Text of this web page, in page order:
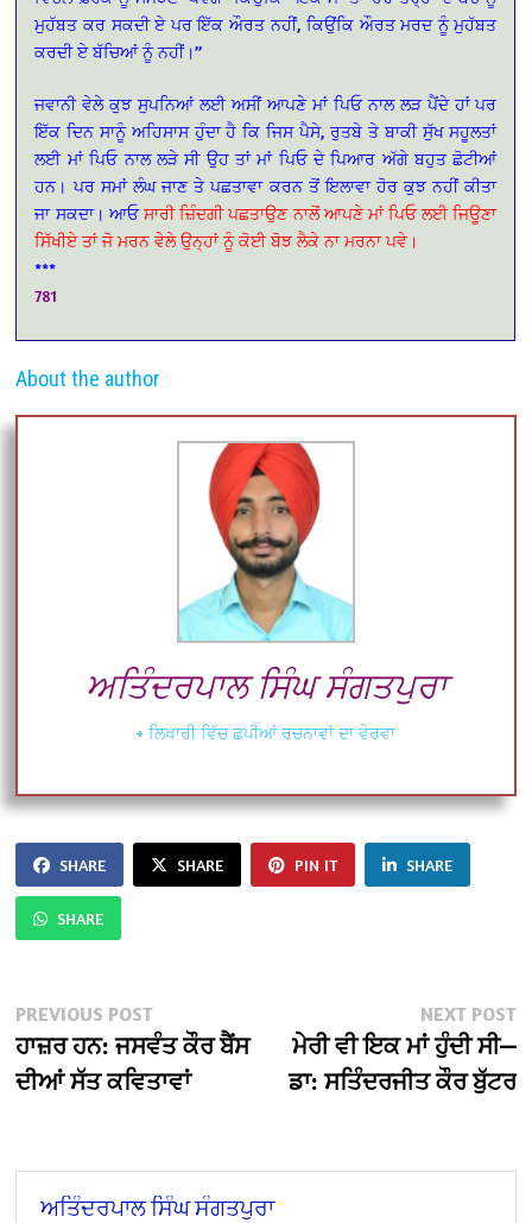
ਮੁਹੱਬਤ ਕਰ ਸਕਦੀ ਏ ਪਰ ਇੱਕ ਔਰਤ ਨਹੀਂ, ਕਿਉਂਕਿ ਔਰਤ ਮਰਦ ਨੂੰ ਮੁਹੱਬਤ
ਕਰਦੀ ਏ ਬੱਚਿਆਂ ਨੂੰ ਨਹੀਂ।”
ਜਵਾਨੀ ਵੇਲੇ ਕੁਝ ਸੁਪਨਿਆਂ ਲਈ ਅਸੀਂ ਆਪਣੇ ਮਾਂ ਪਿਓ ਨਾਲ ਲੜ ਪੈਂਦੇ ਹਾਂ ਪਰ
ਇੱਕ ਦਿਨ ਸਾਨੂੰ ਅਹਿਸਾਸ ਹੁੰਦਾ ਹੈ ਕਿ ਜਿਸ ਪੈਸੇ, ਰੁਤਬੇ ਤੇ ਬਾਕੀ ਸੁੱਖ ਸਹੂਲਤਾਂ
ਲਈ ਮਾਂ ਪਿਓ ਨਾਲ ਲੜੇ ਸੀ ਉਹ ਤਾਂ ਮਾਂ ਪਿਓ ਦੇ ਪਿਆਰ ਅੱਗੇ ਬਹੁਤ ਛੋਟੀਆਂ
ਹਨ। ਪਰ ਸਮਾਂ ਲੰਘ ਜਾਣ ਤੇ ਪਛਤਾਵਾ ਕਰਨ ਤੋਂ ਇਲਾਵਾ ਹੋਰ ਕੁਝ ਨਹੀਂ ਕੀਤਾ
ਜਾ ਸਕਦਾ। ਆਓਸਾਰੀ ਜ਼ਿੰਦਗੀ ਪਛਤਾਉਣ ਨਾਲੋਂ ਆਪਣੇ ਮਾਂ ਪਿਓ ਲਈ ਜਿਊਣਾ
ਸਿੱਖੀਏ ਤਾਂ ਜੋ ਮਰਨ ਵੇਲੇ ਉਨ੍ਹਾਂ ਨੂੰ ਕੋਈ ਬੋਝ ਲੈਕੇ ਨਾ ਮਰਨਾ ਪਵੇ।
***
781
About the author
ਅਤਿੰਦਰਪਾਲ ਸਿੰਘ ਸੰਗਤਪੁਰਾ
+ ਲਿਖਾਰੀ ਵਿੱਚ ਛਪੀਆਂ ਰਚਨਾਵਾਂ ਦਾ ਵੇਰਵਾ
SHARE SHARE PIN IT SHARE
SHARE
Post
navigation
PREVIOUS POSTPrevious
post:
ਹਾਜ਼ਰ ਹਨ: ਜਸਵੰਤ ਕੌਰ ਬੈਂਸ
ਦੀਆਂ ਸੱਤ ਕਵਿਤਾਵਾਂ
NEXT POST
ਮੇਰੀ ਵੀ ਇਕ ਮਾਂ ਹੁੰਦੀ ਸੀ—
ਡਾ: ਸਤਿੰਦਰਜੀਤ ਕੌਰ ਬੁੱਟਰ
ਅਤਿੰਦਰਪਾਲ ਸਿੰਘ ਸੰਗਤਪੁਰਾ